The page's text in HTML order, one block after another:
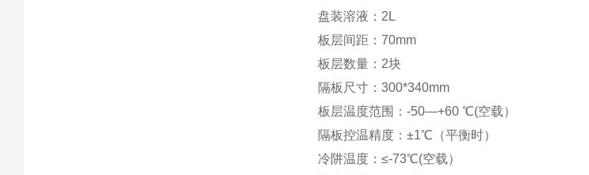
盘装溶液：2L
板层间距：70mm
板层数量：2块
隔板尺寸：300*340mm
板层温度范围：-50—+60 ℃(空载）
隔板控温精度：±1℃（平衡时）
冷阱温度：≤-73℃(空载）